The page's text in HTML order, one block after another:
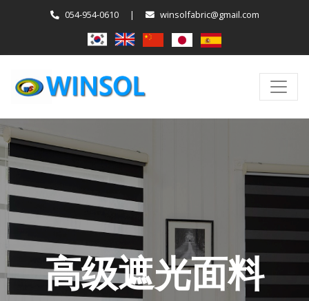
054-954-0610 | winsolfabric@gmail.com
高级遮光面料